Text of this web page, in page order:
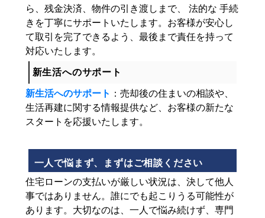
ら、残金決済、物件の引き渡しまで、 法的な 手続
きを丁寧にサポートいたします。お客様が安心し
て取引を完了できるよう、最後まで責任を持って
対応いたします。
新生活へのサポート
新生活へのサポート ：売却後の住まいの相談や、
生活再建に関する情報提供など、お客様の新たな
スタートを応援いたします。
一人で悩まず、まずはご相談ください
住宅ローンの支払いが厳しい状況は、決して他人
事ではありません。誰にでも起こりうる可能性が
あります。大切なのは、一人で悩み続けず、専門